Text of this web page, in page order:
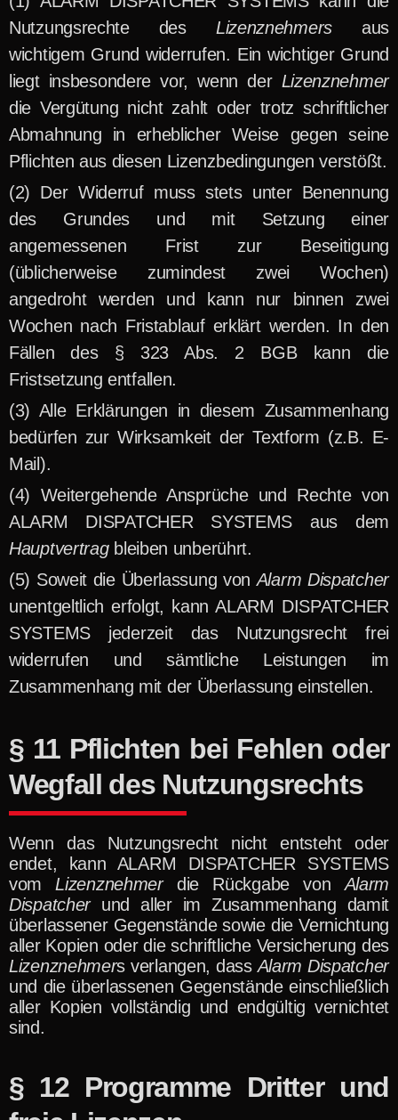
Nutzungsrechte des Lizenznehmersaus
wichtigem Grund widerrufen. Ein wichtiger Grund
liegt insbesondere vor, wenn der Lizenznehmer
die Vergütung nicht zahlt oder trotz schriftlicher
Abmahnung in erheblicher Weise gegen seine
Pflichten aus diesen Lizenzbedingungen verstößt.
Der Widerruf muss stets unter Benennung
des Grundes und mit Setzung einer
angemessenen Frist zur Beseitigung
(üblicherweise zumindest zwei Wochen)
angedroht werden und kann nur binnen zwei
Wochen nach Fristablauf erklärt werden. In den
Fällen des § 323 Abs. 2 BGB kann die
Fristsetzung entfallen.
Alle Erklärungen in diesem Zusammenhang
bedürfen zur Wirksamkeit der Textform (z.B. E-
Mail).
Weitergehende Ansprüche und Rechte von
ALARM DISPATCHER SYSTEMS aus dem
Hauptvertragbleiben unberührt.
Soweit die Überlassung vonAlarm Dispatcher
unentgeltlich erfolgt, kann ALARM DISPATCHER
SYSTEMS jederzeit das Nutzungsrecht frei
widerrufen und sämtliche Leistungen im
Zusammenhang mit der Überlassung einstellen.
§ 11 Pflichten bei Fehlen oder
Wegfall des Nutzungsrechts
Wenn das Nutzungsrecht nicht entsteht oder
endet, kann ALARM DISPATCHER SYSTEMS
vom Lizenznehmerdie Rückgabe vonAlarm
Dispatcher und aller im Zusammenhang damit
überlassener Gegenstände sowie die Vernichtung
aller Kopien oder die schriftliche Versicherung des
Lizenznehmers verlangen, dassAlarm Dispatcher
und die überlassenen Gegenstände einschließlich
aller Kopien vollständig und endgültig vernichtet
sind.
§ 12 Programme Dritter und